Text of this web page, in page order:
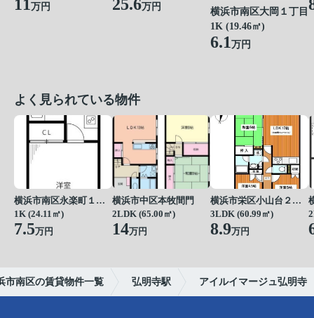
11万円 25.6万円
横浜市南区大岡１丁目
1K (19.46㎡)
6.1万円
よく見られている物件
横浜市南区永楽町１丁目
1K (24.11㎡)
7.5万円
横浜市中区本牧間門
2LDK (65.00㎡)
14万円
横浜市栄区小山台２丁目
3LDK (60.99㎡)
8.9万円
市南区の賃貸物件一覧 弘明寺駅 アイルイマージュ弘明寺